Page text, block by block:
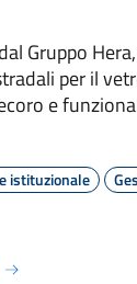
Gruppo
per il
e
istituzionale